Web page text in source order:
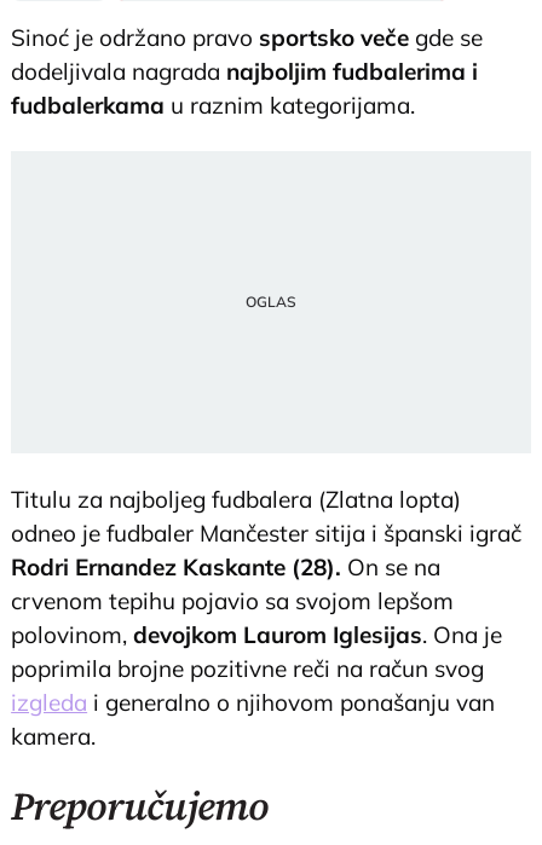
Sinoć je održano pravo sportsko veče gde se
dodeljivala nagrada najboljim fudbalerima i
fudbalerkama u raznim kategorijama.
Titulu za najboljeg fudbalera (Zlatna lopta)
odneo je fudbaler Mančester sitija i španski igrač
Rodri Ernandez Kaskante (28). On se na
crvenom tepihu pojavio sa svojom lepšom
polovinom,devojkom Laurom Iglesijas. Ona je
poprimila brojne pozitivne reči na račun svog
izgleda i generalno o njihovom ponašanju van
kamera.
Preporučujemo